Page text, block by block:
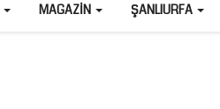
MAGAZIN ŞANLIURFA